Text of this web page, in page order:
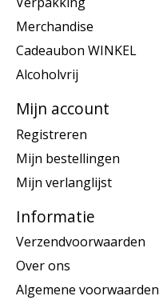
Merchandise
Cadeaubon WINKEL
Alcoholvrij
Mijn account
Registreren
Mijn bestellingen
Mijn verlanglijst
Informatie
Verzendvoorwaarden
Over ons
Algemene voorwaarden